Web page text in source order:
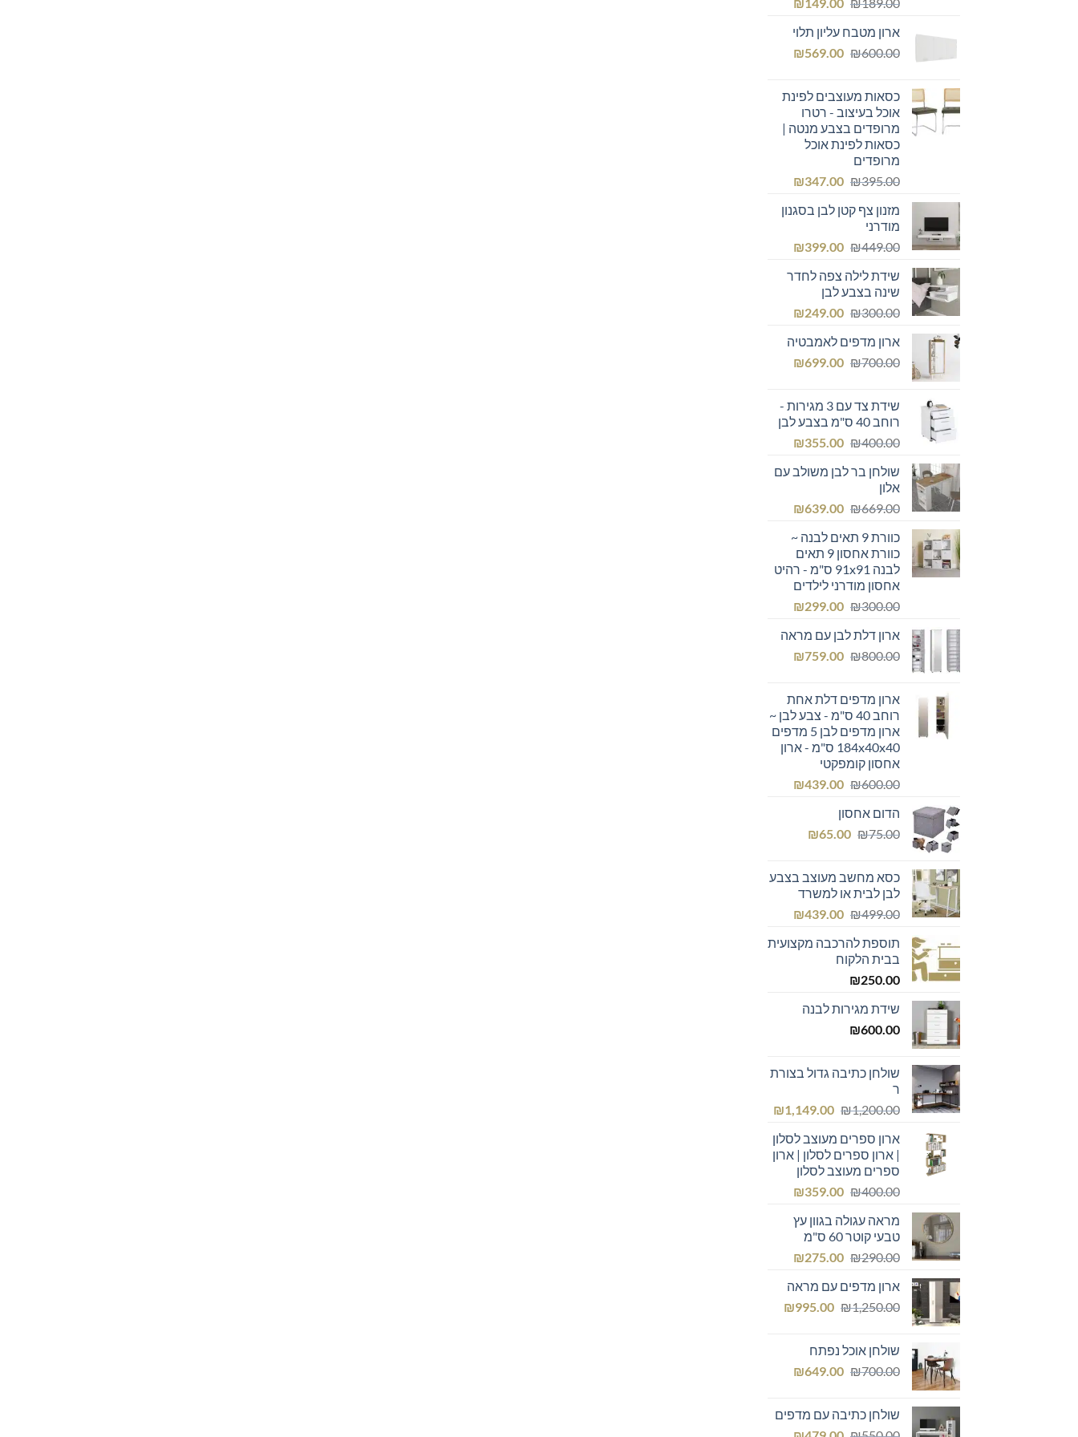
₪189.00
היה:
₪189.00.
₪149.00
הוא:
₪149.00.
ארון מטבח עליון תלוי
₪600.00
המחיר
₪600.00.
₪569.00
המחיר
₪569.00.כסאות מעוצבים לפינת
אוכל בעיצוב - רטרו
מרופדים בצבע מנטה |
כסאות לפינת אוכל
מרופדים
₪395.00
המחיר
היה:
₪347.00
המחיר
הוא:
מזנון צף קטן לבן בסגנון
מודרני
₪449.00
המחיר
היה:
₪449.00.
₪399.00
המחיר
הוא:שידת לילה צפה לחדר
שינה בצבע לבן
₪300.00
המחיר
היה:
₪300.00.
₪249.00
המחיר
הוא:
₪249.00.
ארון מדפים לאמבטיה
₪700.00
המחיר
₪700.00.
₪699.00
המחיר
₪699.00.שידת צד עם 3 מגירות -
רוחב 40 ס"מ בצבע לבן
₪400.00
המחיר
היה:
₪355.00
המחיר
הוא:
שולחן בר לבן משולב עם
אלון
₪669.00
המחיר
היה:
₪669.00.
₪639.00
המחיר
הוא:כוורת 9 תאים לבנה ~
כוורת אחסון 9 תאים
לבנה 91x91 ס"מ - רהיט
אחסון מודרני לילדים
₪300.00
המחיר
היה:
₪300.00.
₪299.00
המחיר
הוא:
₪299.00.
ארון דלת לבן עם מראה
₪800.00
המחיר
₪800.00.
₪759.00
המחיר
₪759.00.ארון מדפים דלת אחת
רוחב 40 ס"מ - צבע לבן ~
ארון מדפים לבן 5 מדפים
184x40x40 ס"מ - ארון
אחסון קומפקטי
₪600.00
המחיר
היה:
₪600.00.
₪439.00
המחיר
הדום אחסון
₪75.00
המחיר
₪75.00.
₪65.00
המחיר
₪65.00.
כסא מחשב מעוצב בצבע
לבן לבית או למשרד
₪499.00
המחיר
היה:
₪499.00.
₪439.00
המחיר
הוא:
תוספת להרכבה מקצועית
בבית הלקוח
₪250.00
שידת מגירות לבנה
₪600.00
שולחן כתיבה גדול בצורת
ר
₪1,200.00
המחיר
היה:
₪1,200.00.
₪1,149.00
המחיר
הוא:
₪1,149.00.
ארון ספרים מעוצב לסלון
| ארון ספרים לסלון | ארון
ספרים מעוצב לסלון
₪400.00
המחיר
היה:
₪400.00.
₪359.00
המחיר
הוא:מראה עגולה בגוון עץ
טבעי קוטר 60 ס"מ
₪290.00
המחיר
היה:
₪290.00.
₪275.00
המחיר
הוא:
₪275.00.
ארון מדפים עם מראה
₪1,250.00
המחיר
₪1,250.00.
₪995.00
המחיר
שולחן אוכל נפתח
₪700.00
המחיר
₪700.00.
₪649.00
המחיר
₪649.00.שולחן כתיבה עם מדפים